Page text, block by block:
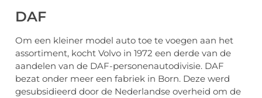
DAF
Om een kleiner model auto toe te voegen aan het
assortiment, kocht Volvo in 1972 een derde van de
aandelen van de DAF-personenautodivisie. DAF
bezat onder meer een fabriek in Born. Deze werd
gesubsidieerd door de Nederlandse overheid om de